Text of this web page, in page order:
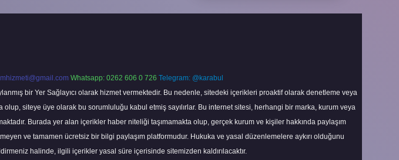
Whatsapp: 0262 606 0 726 Telegram: @karabul
bir Yer Sağlayıcı olarak hizmet vermektedir. Bu nedenle, sitedeki içerikleri proaktif olarak denetleme veya
siteye üye olarak bu sorumluluğu kabul etmiş sayılırlar. Bu internet sitesi, herhangi bir marka, kurum veya
Burada yer alan içerikler haber niteliği taşımamakta olup, gerçek kurum ve kişiler hakkında paylaşım
ve tamamen ücretsiz bir bilgi paylaşım platformudur. Hukuka ve yasal düzenlemelere aykırı olduğunu
halinde, ilgili içerikler yasal süre içerisinde sitemizden kaldırılacaktır.